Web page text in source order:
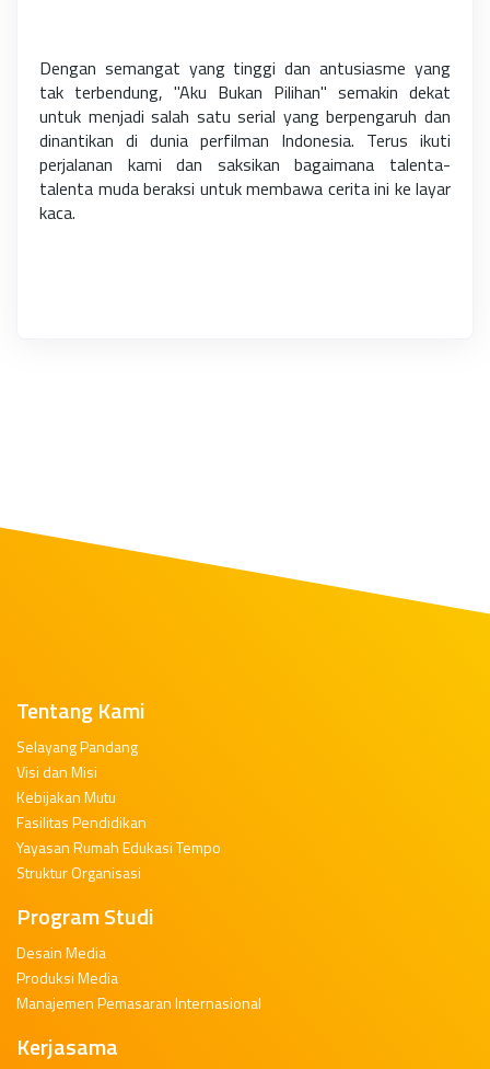
Dengan semangat yang tinggi dan antusiasme yang
tak terbendung, "Aku Bukan Pilihan" semakin dekat
untuk menjadi salah satu serial yang berpengaruh dan
dinantikan di dunia perfilman Indonesia. Terus ikuti
perjalanan kami dan saksikan bagaimana talenta-
talenta muda beraksi untuk membawa cerita ini ke layar
kaca.
Tentang Kami
Selayang Pandang
Visi dan Misi
Kebijakan Mutu
Fasilitas Pendidikan
Yayasan Rumah Edukasi Tempo
Struktur Organisasi
Program Studi
Desain Media
Produksi Media
Manajemen Pemasaran Internasional
Kerjasama